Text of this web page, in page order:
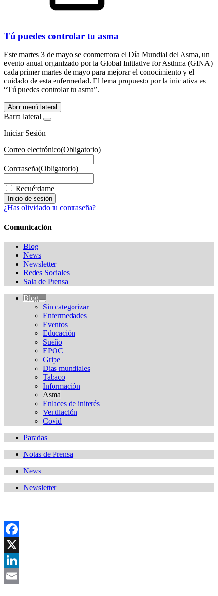
Tú puedes controlar tu asma
Este martes 3 de mayo se conmemora el Día Mundial del Asma, un
evento anual organizado por la Global Initiative for Asthma (GINA)
cada primer martes de mayo para mejorar el conocimiento y el
cuidado de esta enfermedad. El lema propuesto por la iniciativa es
“Tú puedes controlar tu asma”.
Abrir menú lateral
Barra lateral
Iniciar Sesión
Correo electrónico(Obligatorio)
Contraseña(Obligatorio)
Recuérdame
¿Has olividado tu contraseña?
Comunicación
Blog
News
Newsletter
Redes Sociales
Sala de Prensa
Blog
Sin categorizar
Enfermedades
Eventos
Educación
Sueño
EPOC
Gripe
Dias mundiales
Tabaco
Información
Asma
Enlaces de initerés
Ventilación
Covid
Paradas
Notas de Prensa
News
Newsletter
Facebook
X
LinkedIn